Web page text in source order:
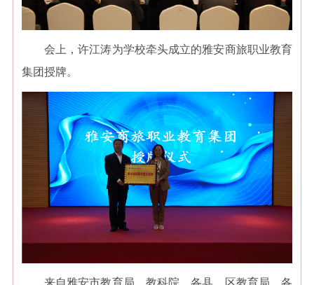
会上，许江涛为学校牵头成立的雅安商旅职业教育
集团授牌。